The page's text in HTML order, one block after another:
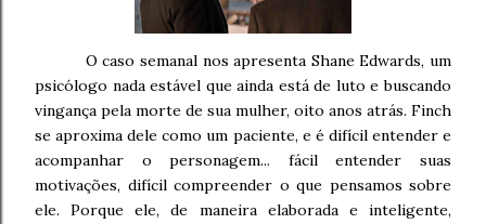
O caso semanal nos apresenta Shane Edwards, um
psicólogo nada estável que ainda está de luto e buscando
vingança pela morte de sua mulher, oito anos atrás. Finch
se aproxima dele como um paciente, e é difícil entender e
acompanhar o personagem... fácil entender suas
motivações, difícil compreender o que pensamos sobre
ele. Porque ele, de maneira elaborada e inteligente,